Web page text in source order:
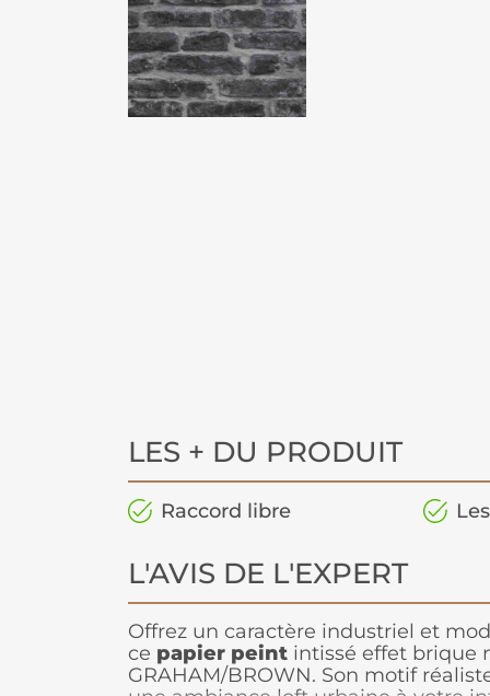
LES + DU PRODUIT
Raccord libre
L'AVIS DE L'EXPERT
Offrez un caractère industriel et
ce papier peint intissé effet brique
GRAHAM/BROWN. Son motif